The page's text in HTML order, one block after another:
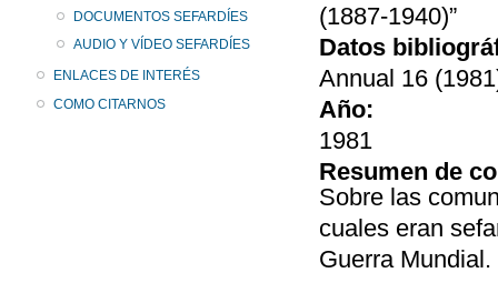
DOCUMENTOS SEFARDÍES
AUDIO Y VÍDEO SEFARDÍES
ENLACES DE INTERÉS
COMO CITARNOS
(1887-1940)”
Datos
Annual 16
Año:
1981
Resumen de
Sobre las
cuales eran
Guerra Mundial.